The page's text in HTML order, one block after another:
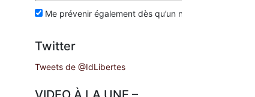
Me prévenir également dès qu’un nouvel article est
Twitter
Tweets de @IdLibertes